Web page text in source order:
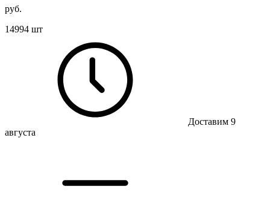
руб.
14994 шт
Доставим 9
августа